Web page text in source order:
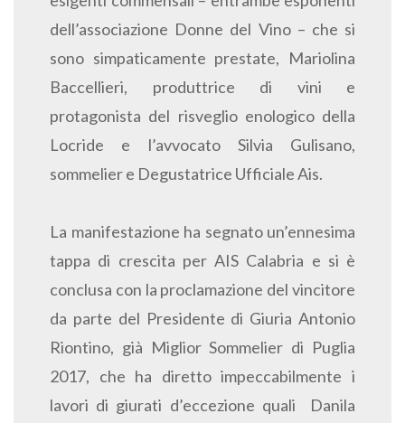
dell’associazione Donne del Vino – che si
sono simpaticamente prestate, Mariolina
Baccellieri, produttrice di vini e
protagonista del risveglio enologico della
Locride e l’avvocato Silvia Gulisano,
sommelier e Degustatrice Ufficiale Ais.
La manifestazione ha segnato un’ennesima
tappa di crescita per AIS Calabria e si è
conclusa con la proclamazione del vincitore
da parte del Presidente di Giuria Antonio
Riontino, già Miglior Sommelier di Puglia
2017, che ha diretto impeccabilmente i
lavori di giurati d’eccezione quali Danila